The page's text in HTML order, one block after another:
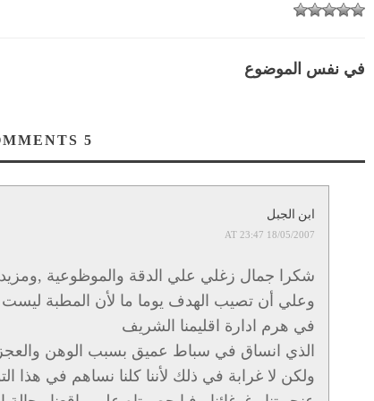
في نفس الموضوع
5
ابن الجبل
18/05/2007 AT 23:47
شكرا جمال زغلي علي الدقة والموظوعية
وعلي أن تصيب الهدف يوما ما لأن المطبة
في هرم ادارة اقليمنا الشريف
الذي انساق في سباط عميق بسبب الوهن
ولكن لا غرابة في ذلك لأننا كلنا نساهم في هذا